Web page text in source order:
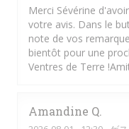
Merci Sévérine
votre avis. Dans le
note de vos
bientôt pour une
Ventres de Terre
Amandine Q